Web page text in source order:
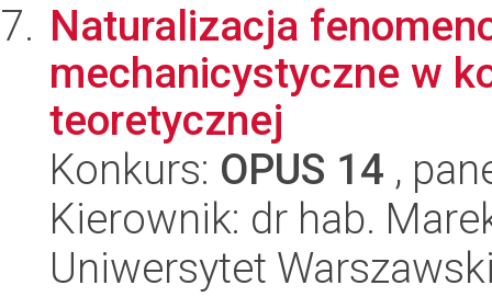
Naturalizacja
mechanicystyczne w
teoretycznej
Konkurs: OPUS 14 ,
Kierownik: dr hab.
Uniwersytet